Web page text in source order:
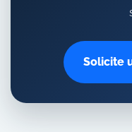
Solicite